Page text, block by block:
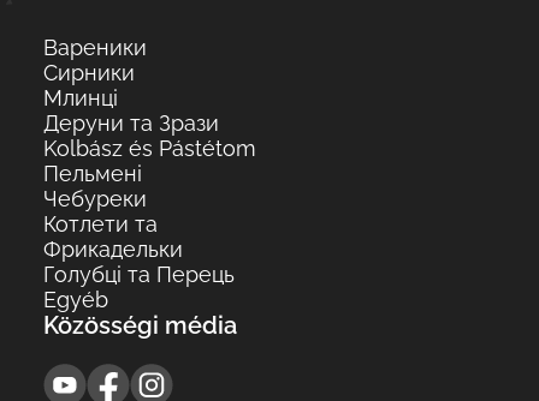
Вареники
Сирники
Млинці
Деруни та Зрази
Kolbász és Pástétom
Пельмені
Чебуреки
Котлети та
Фрикадельки
Голубці та Перець
Egyéb
Közösségi média